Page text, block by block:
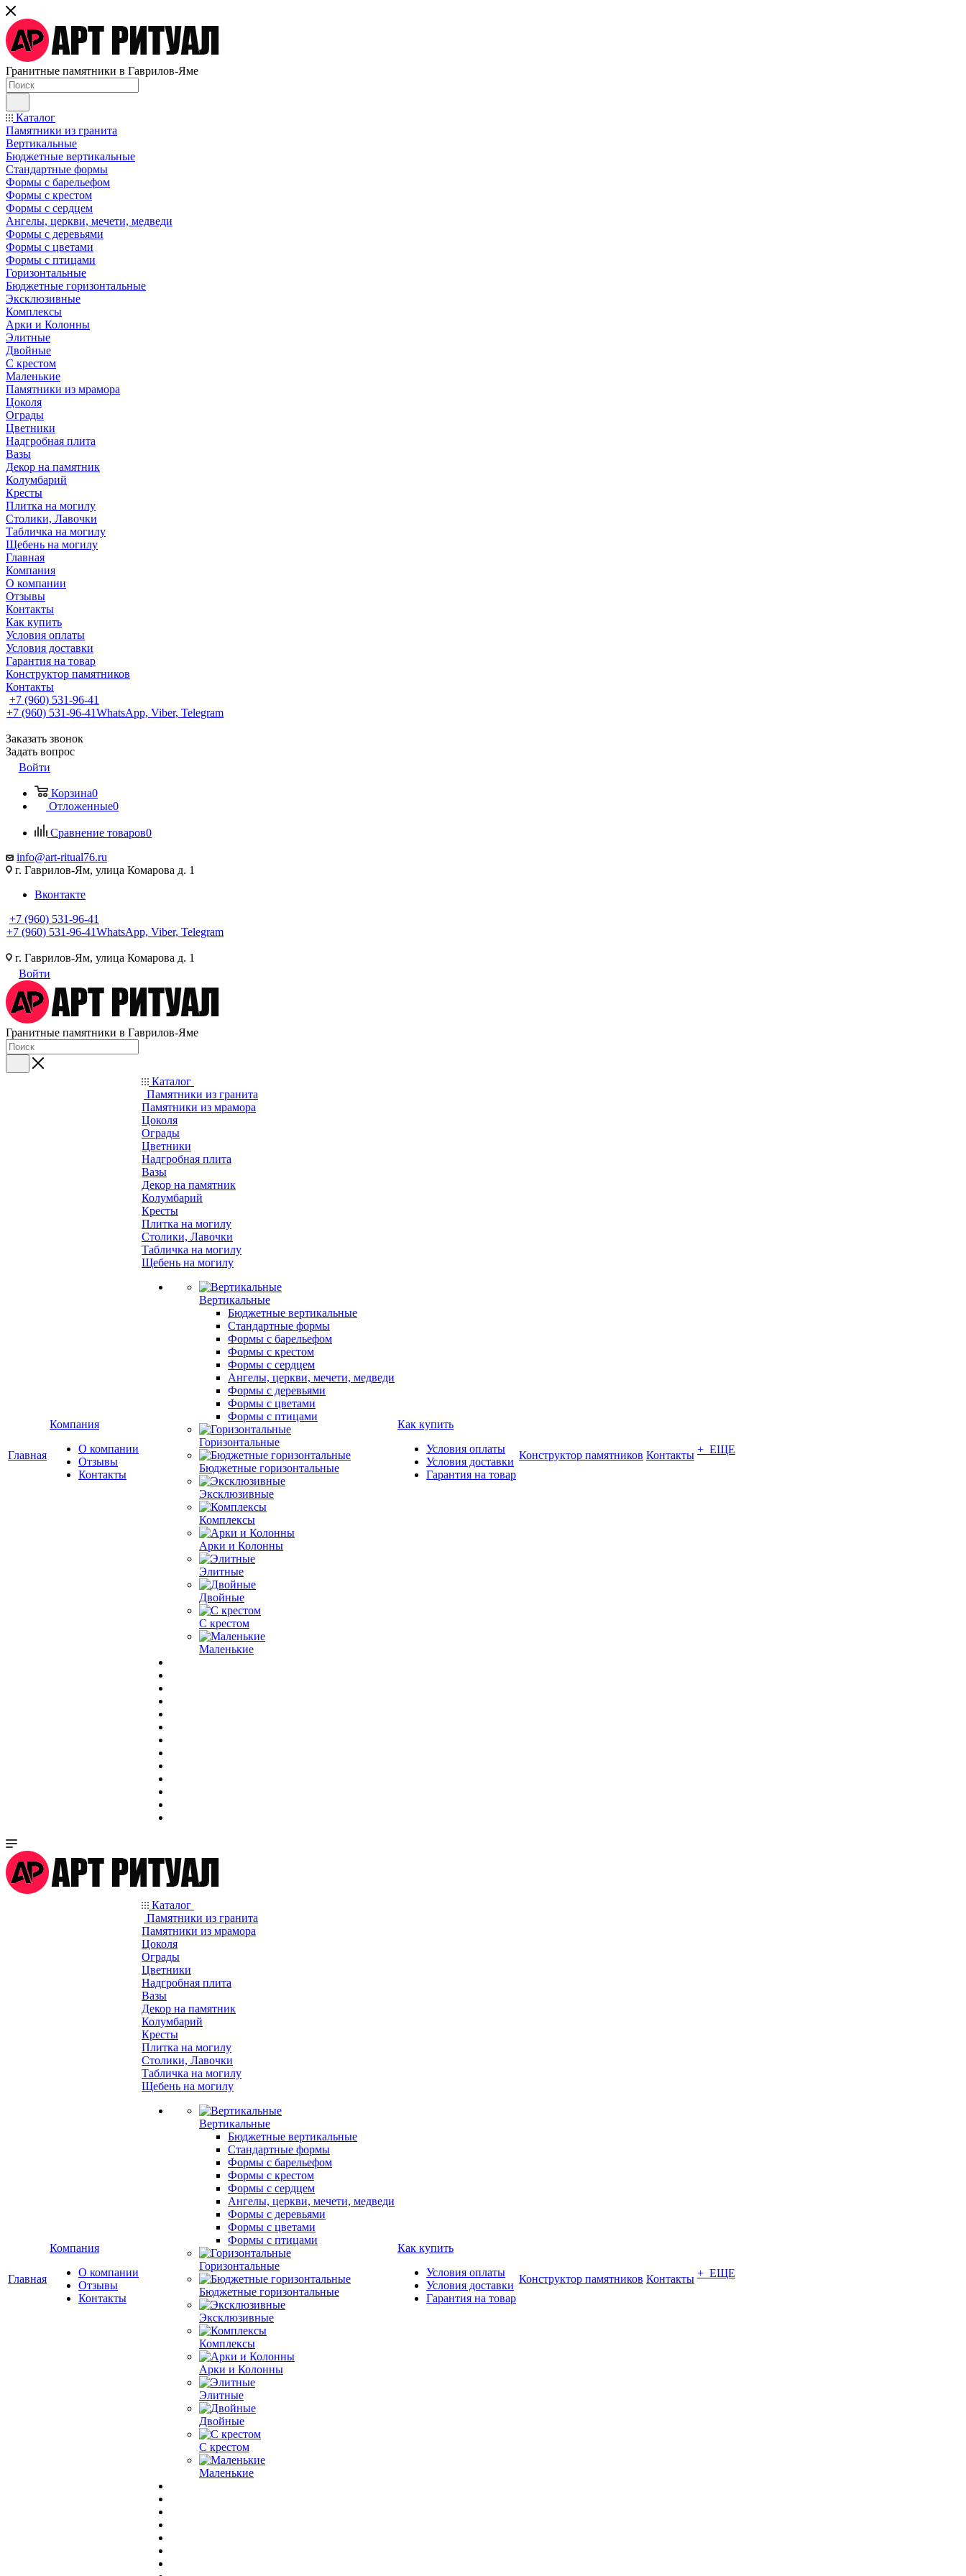
Гранитные памятники в Гаврилов-Яме
Каталог
Памятники из гранита
Вертикальные
Бюджетные вертикальные
Стандартные формы
Формы с барельефом
Формы с крестом
Формы с сердцем
Ангелы, церкви, мечети, медведи
Формы с деревьями
Формы с цветами
Формы с птицами
Горизонтальные
Бюджетные горизонтальные
Эксклюзивные
Комплексы
Арки и Колонны
Элитные
Двойные
С крестом
Маленькие
Памятники из мрамора
Цоколя
Ограды
Цветники
Надгробная плита
Вазы
Декор на памятник
Колумбарий
Кресты
Плитка на могилу
Столики, Лавочки
Табличка на могилу
Щебень на могилу
Главная
Компания
О компании
Отзывы
Контакты
Как купить
Условия оплаты
Условия доставки
Гарантия на товар
Конструктор памятников
Контакты
+7 (960) 531-96-41
+7 (960) 531-96-41WhatsApp, Viber, Telegram
Заказать звонок
Задать вопрос
Войти
Корзина0
Отложенные0
Сравнение товаров0
info@art-ritual76.ru
г. Гаврилов-Ям, улица Комарова д. 1
Вконтакте
+7 (960) 531-96-41
+7 (960) 531-96-41WhatsApp, Viber, Telegram
г. Гаврилов-Ям, улица Комарова д. 1
Войти
Гранитные памятники в Гаврилов-Яме
Главная
Компания
О компании
Отзывы
Контакты
Каталог
Памятники из гранита
Памятники из мрамора
Цоколя
Ограды
Цветники
Надгробная плита
Вазы
Декор на памятник
Колумбарий
Кресты
Плитка на могилу
Столики, Лавочки
Табличка на могилу
Щебень на могилу
Вертикальные
Бюджетные вертикальные
Стандартные формы
Формы с барельефом
Формы с крестом
Формы с сердцем
Ангелы, церкви, мечети, медведи
Формы с деревьями
Формы с цветами
Формы с птицами
Горизонтальные
Бюджетные горизонтальные
Эксклюзивные
Комплексы
Арки и Колонны
Элитные
Двойные
С крестом
Маленькие
Как купить
Условия оплаты
Условия доставки
Гарантия на товар
Конструктор памятников Контакты + ЕЩЕ
Главная
Компания
О компании
Отзывы
Контакты
Каталог
Памятники из гранита
Памятники из мрамора
Цоколя
Ограды
Цветники
Надгробная плита
Вазы
Декор на памятник
Колумбарий
Кресты
Плитка на могилу
Столики, Лавочки
Табличка на могилу
Щебень на могилу
Вертикальные
Бюджетные вертикальные
Стандартные формы
Формы с барельефом
Формы с крестом
Формы с сердцем
Ангелы, церкви, мечети, медведи
Формы с деревьями
Формы с цветами
Формы с птицами
Горизонтальные
Бюджетные горизонтальные
Эксклюзивные
Комплексы
Арки и Колонны
Элитные
Двойные
С крестом
Маленькие
Как купить
Условия оплаты
Условия доставки
Гарантия на товар
Конструктор памятников Контакты + ЕЩЕ